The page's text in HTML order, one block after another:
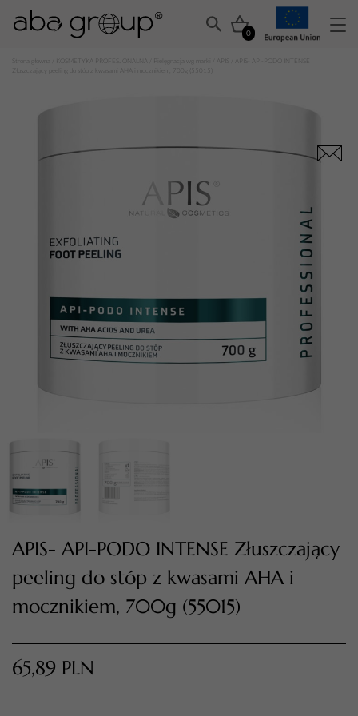
0
PRZEJDŹ DO KOSZYKA
KOSMETYKA PROFESJONALNA Pielęgnacja wg marki APIS
/ APIS- API-PODO INTENSE
APIS- API-PODO INTENSE Złuszczający
peeling do stóp z kwasami AHA i
mocznikiem, 700g (55015)
65,89 PLN